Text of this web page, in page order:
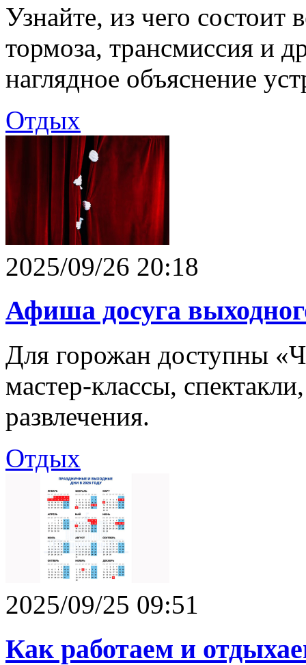
Узнайте, из чего состоит
тормоза, трансмиссия и
наглядное объяснение
Отдых
2025/09/26 20:18
Афиша досуга
Для горожан доступны
мастер-классы,
развлечения.
Отдых
2025/09/25 09:51
Как работаем и